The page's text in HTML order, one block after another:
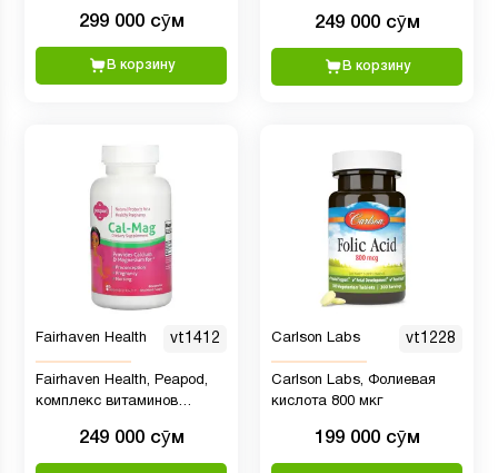
299 000 сӯм
В корзину
- Здоровье сердца - без
ГМО, веганский, без
глютена, без молочных
249 000 сӯм
В корзину
Fairhaven Health vt1412
Fairhaven Health, Peapod,
комплекс витаминов
249 000 сӯм
Carlson Labs vt1228
Carlson Labs, Фолиевая
кислота 800 мкг
199 000 сӯм